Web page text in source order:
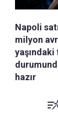
Napoli
milyon
hazır